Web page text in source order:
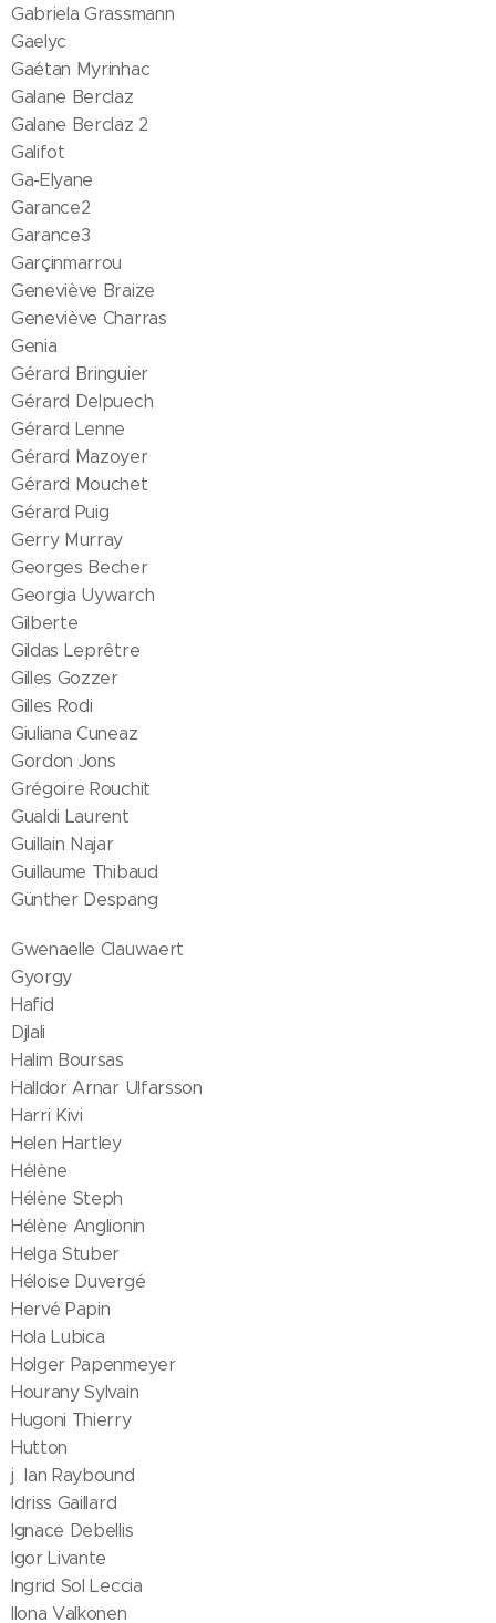
Gabriela Grassmann
Gaelyc
Gaétan Myrinhac
Galane Berclaz
Galane Berclaz 2
Galifot
Ga-Elyane
Garance2
Garance3
Garçinmarrou
Geneviève Braize
Geneviève Charras
Genia
Gérard Bringuier
Gérard Delpuech
Gérard Lenne
Gérard Mazoyer
Gérard Mouchet
Gérard Puig
Gerry Murray
Georges Becher
Georgia Uywarch
Gilberte
Gildas Leprêtre
Gilles Gozzer
Gilles Rodi
Giuliana Cuneaz
Gordon Jons
Grégoire Rouchit
Gualdi Laurent
Guillain Najar
Guillaume Thibaud
Günther Despang
Gwenaelle Clauwaert
Gyorgy
Hafid
Djlali
Halim Boursas
Halldor Arnar Ulfarsson
Harri Kivi
Helen Hartley
Hélène
Hélène Steph
Hélène Anglionin
Helga Stuber
Héloise Duvergé
Hervé Papin
Hola Lubica
Holger Papenmeyer
Hourany Sylvain
Hugoni Thierry
Hutton
j Ian Raybound
Idriss Gaillard
Ignace Debellis
Igor Livante
Ingrid Sol Leccia
Ilona Valkonen